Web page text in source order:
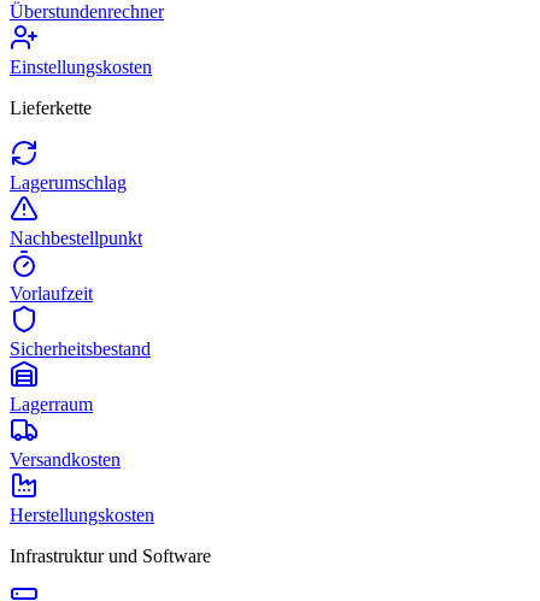
Überstundenrechner
Einstellungskosten
Lieferkette
Lagerumschlag
Nachbestellpunkt
Vorlaufzeit
Sicherheitsbestand
Lagerraum
Versandkosten
Herstellungskosten
Infrastruktur und Software